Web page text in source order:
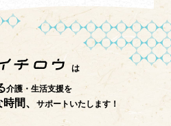
は
介護・生活支援を
間、 サポートいたします！